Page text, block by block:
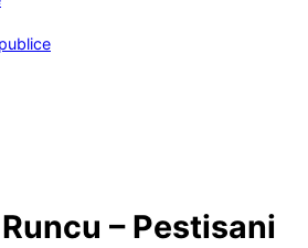
– Pestisani